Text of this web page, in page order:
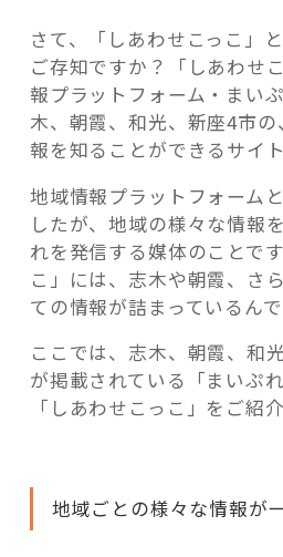
さて、「しあわせこっこ」
ご存知ですか？「しあわせ
報プラットフォーム・まい
木、朝霞、和光、新座4市
報を知ることができるサイ
地域情報プラットフォーム
したが、地域の様々な情報
れを発信する媒体のことで
こ」には、志木や朝霞、さ
ての情報が詰まっているん
ここでは、志木、朝霞、和
が掲載されている「まいぷ
「しあわせこっこ」をご紹
地域ごとの様々な情報が